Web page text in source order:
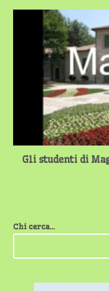
Gli studenti di
Chi cerca...